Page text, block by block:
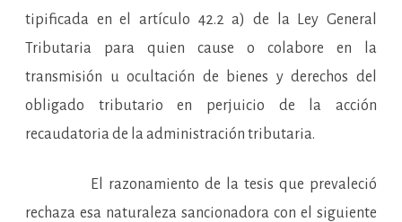
tipificada en el artículo 42.2 a) de la Ley General
Tributaria para quien cause o colabore en la
transmisión u ocultación de bienes y derechos del
obligado tributario en perjuicio de la acción
recaudatoria de la administración tributaria.
El razonamiento de la tesis que prevaleció
rechaza esa naturaleza sancionadora con el siguiente